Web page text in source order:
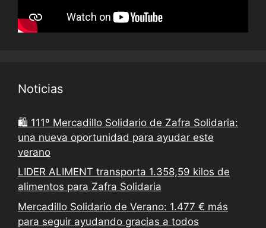
Noticias
🛍️ 111º Mercadillo Solidario de Zafra Solidaria:
una nueva oportunidad para ayudar este
verano
LIDER ALIMENT transporta 1.358,59 kilos de
alimentos para Zafra Solidaria
Mercadillo Solidario de Verano: 1.477 € más
para seguir ayudando gracias a todos